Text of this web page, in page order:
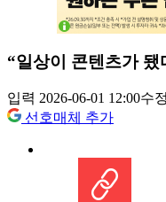
“일상이 콘텐츠가 됐
입력 2026-06-01 12:00수
선호매체 추가